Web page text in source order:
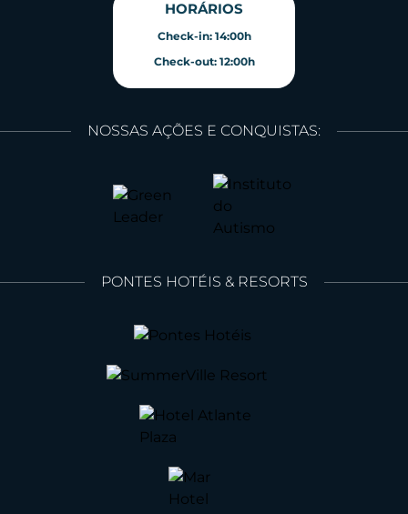
HORÁRIOS
Check-in: 14:00h
Check-out: 12:00h
NOSSAS AÇÕES E CONQUISTAS:
PONTES HOTÉIS & RESORTS